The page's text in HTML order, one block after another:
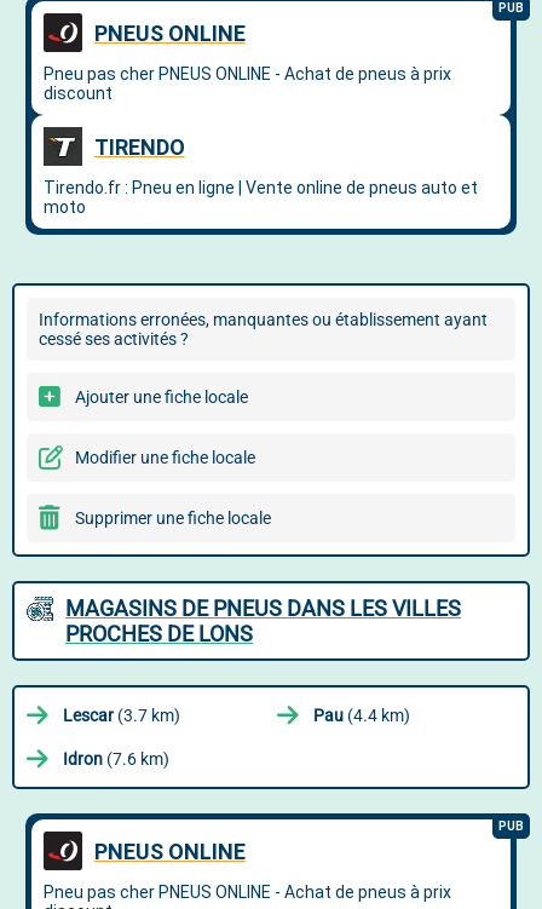
Informations erronées, manquantes ou établissement ayant
cessé ses activités ?
Ajouter une fiche locale
Modifier une fiche locale
Supprimer une fiche locale
MAGASINS DE PNEUS DANS LES VILLES
PROCHES DE LONS
Lescar(3.7 km) Pau (4.4 km)
Idron (7.6 km)